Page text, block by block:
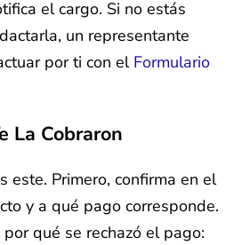
el cargo. Si no estás
un representante
por ti con el Formulario
La Cobraron
este. Primero, confirma en el
y a qué pago corresponde.
qué se rechazó el pago: